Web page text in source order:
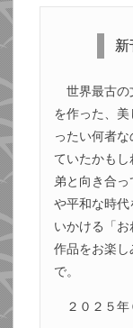
新
世界最古の
を作った、
ったい何者
ていたかも
弟と向き合
や平和な時代
いかける「
作品をお楽し
で。
２０２５年